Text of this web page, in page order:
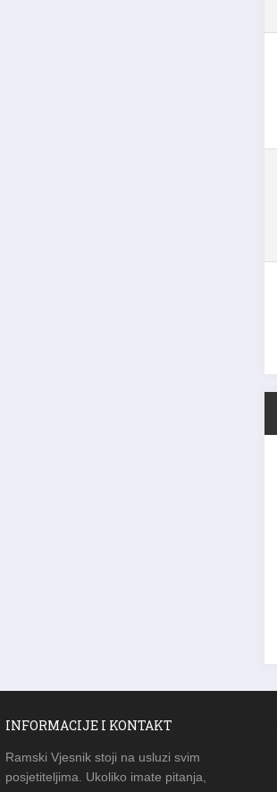
INFORMACIJE I KONTAKT
Ramski Vjesnik stoji na usluzi svim
posjetiteljima. Ukoliko imate pitanja,